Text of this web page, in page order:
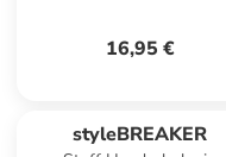
16,95 €
styleBREAKER